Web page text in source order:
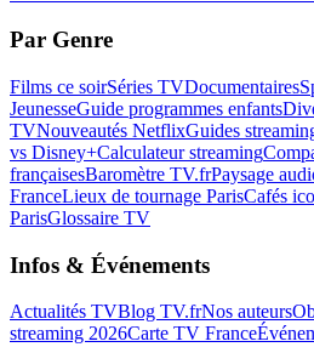
Par Genre
Films ce soirSéries TVDocumentaires
JeunesseGuide programmes enfants
TVNouveautés NetflixGuides
vs Disney+Calculateur streaming
françaisesBaromètre TV.frPaysage
FranceLieux de tournage ParisCafés
ParisGlossaire TV
Infos & Événements
Actualités TVBlog TV.frNos auteurs
streaming 2026Carte TV France